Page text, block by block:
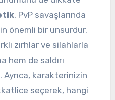
, PvP savaşlarında
önemli bir unsurdur.
zırhlar ve silahlarla
hem de saldırı
karakterinizin
seçerek, hangi